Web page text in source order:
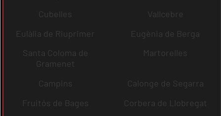
Cubelles
Vallcebre
Eulàlia de Riuprimer
Eugènia de Berga
Santa Coloma de
Gramenet
Martorelles
Campins
Calonge de Segarra
Fruitós de Bages
Corbera de Llobregat